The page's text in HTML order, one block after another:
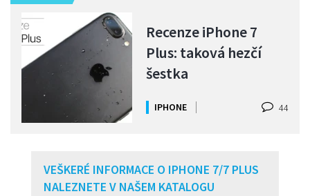
Recenze iPhone 7
Plus: taková hezčí
šestka
IPHONE 44
VEŠKERÉ INFORMACE O IPHONE 7/7 PLUS
NALEZNETE V NAŠEM KATALOGU